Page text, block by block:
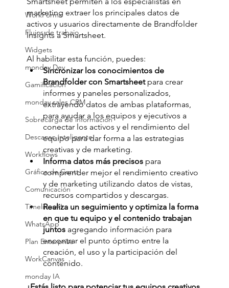
WorkForms
Flujos de trabajo
Widgets
monday Dev
Gamificación
monday sales CRM
Sobrecarga de información
Descanso inteligente
Workflows
Gráfica de Gantt
Comunicación
TimelinesAI
WhatsApp
Plan Enterprise
WorkCanvas
monday IA
marketing extraer los principales datos de
activos y usuarios directamente de Brandfolder
Insights a Smartsheet.
Al habilitar esta función, puedes:
Sincronizar los conocimientos de
Brandfolder con Smartsheet para crear
informes y paneles personalizados,
extrayendo datos de ambas plataformas,
para ayudar a los equipos y ejecutivos a
conectar los activos y el rendimiento del
equipo para dar forma a las estrategias
creativas y de marketing.
Informa datos más precisos para
comprender mejor el rendimiento creativo
y de marketing utilizando datos de vistas,
recursos compartidos y descargas.
Realiza un seguimiento y optimiza la forma
en que tu equipo y el contenido trabajan
juntos agregando información para
encontrar el punto óptimo entre la
creación, el uso y la participación del
contenido.